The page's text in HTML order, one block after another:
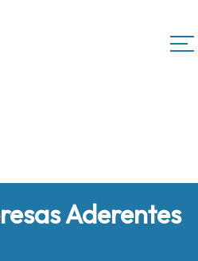
Aderentes